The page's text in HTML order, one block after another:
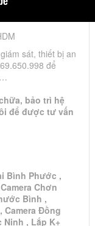
sát, thiết bị an
để
bảo trì hệ
để được tư vấn
Bình Phước ,
Chơn
Bình ,
Camera Đồng
Ninh , Lắp K+